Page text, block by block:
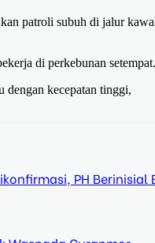
patroli subuh di jalur
di perkebunan setempat.
dengan kecepatan tinggi,
PH Berinisial